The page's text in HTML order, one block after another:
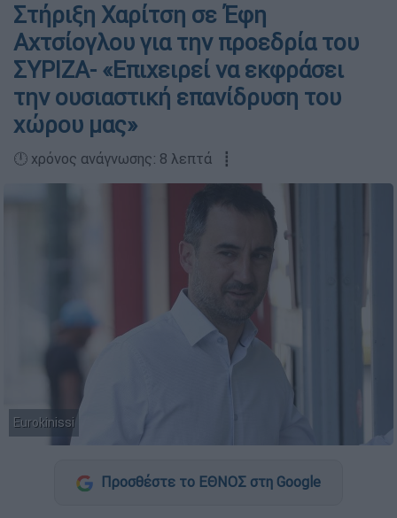
Στήριξη Χαρίτση σε Έφη
Αχτσίογλου για την προεδρία του
ΣΥΡΙΖΑ- «Επιχειρεί να εκφράσει
την ουσιαστική επανίδρυση του
χώρου μας»
🕛 χρόνος ανάγνωσης: 8 λεπτά ┋
Eurokinissi
Προσθέστε το ΕΘΝΟΣ στη Google